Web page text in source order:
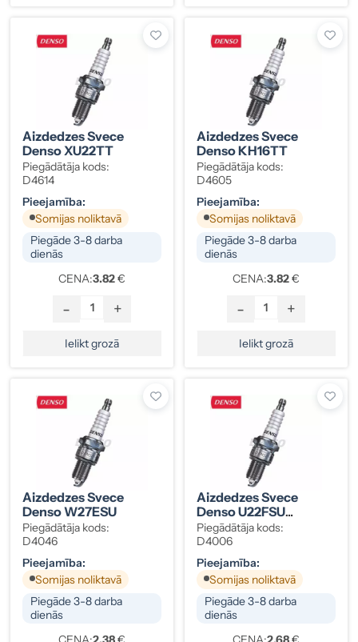
Aizdedzes Svece
Denso XU22TT
Piegādātāja kods:
D4614
Pieejamība:
Somijas noliktavā
Piegāde 3-8 darba
dienās
CENA:3.82€
- +
Ielikt grozā
Aizdedzes Svece
Denso KH16TT
Piegādātāja kods:
D4605
Pieejamība:
Somijas noliktavā
Piegāde 3-8 darba
dienās
CENA:3.82€
- +
Ielikt grozā
Aizdedzes Svece
Denso W27ESU
Piegādātāja kods:
D4046
Pieejamība:
Somijas noliktavā
Piegāde 3-8 darba
dienās
Aizdedzes Svece
Denso U22FSU
M10x1.0
Piegādātāja kods:
D4006
Pieejamība:
Somijas noliktavā
Piegāde 3-8 darba
dienās